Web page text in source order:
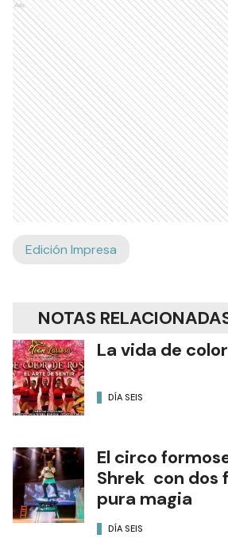
Ads
Edición Impresa
NOTAS
La vida de
DÍA SEIS
El circo
Shrek con dos
pura magia
DÍA SEIS